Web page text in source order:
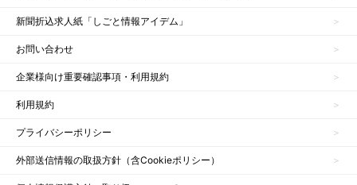
新聞折込求人紙「しごと情報アイデム」
お問い合わせ
企業様向け重要確認事項・利用規約
利用規約
プライバシーポリシー
外部送信情報の取扱方針（含Cookieポリシー）